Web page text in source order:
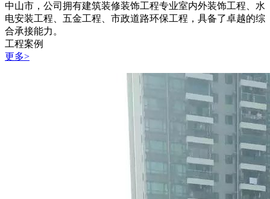
中山市，公司拥有建筑装修装饰工程专业室内外装饰工程、水
电安装工程、五金工程、市政道路环保工程，具备了卓越的综
合承接能力。
工程案例
更多>